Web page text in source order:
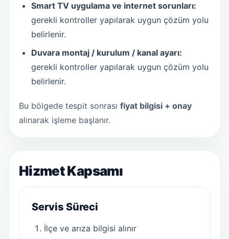
Smart TV uygulama ve internet sorunları:
gerekli kontroller yapılarak uygun çözüm yolu
belirlenir.
Duvara montaj / kurulum / kanal ayarı:
gerekli kontroller yapılarak uygun çözüm yolu
belirlenir.
Bu bölgede tespit sonrası fiyat bilgisi + onay
alınarak işleme başlanır.
Hizmet Kapsamı
Servis Süreci
İlçe ve arıza bilgisi alınır